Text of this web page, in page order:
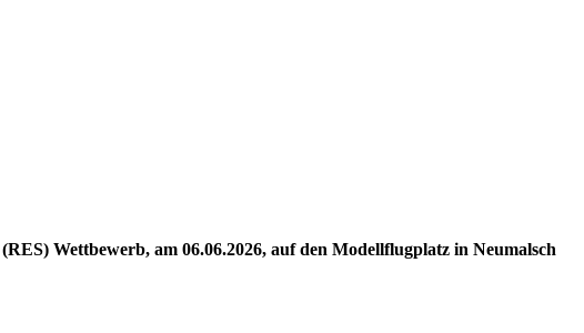
Wettbewerb, am 06.06.2026, auf den Modellflugplatz in Neumalsch